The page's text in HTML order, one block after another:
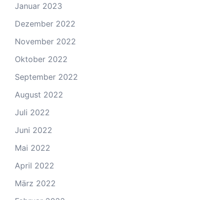
Januar 2023
Dezember 2022
November 2022
Oktober 2022
September 2022
August 2022
Juli 2022
Juni 2022
Mai 2022
April 2022
März 2022